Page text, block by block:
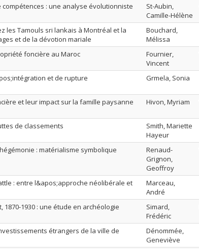
: une analyse évolutionniste
St-Aubin,
Camille-Hélène
les Tamouls sri lankais à Montréal et la
et de la dévotion mariale
Bouchard,
Mélissa
foncière au Maroc
Fournier,
Vincent
et de rupture Grmela, Sonia
et leur impact sur la famille paysanne
Hivon, Myriam
de classements
Smith, Mariette
Hayeur
: matérialisme symbolique
Renaud-
Grignon,
Geoffroy
: entre l&apos;approche néolibérale et
Marceau,
André
1930 : une étude en archéologie
Simard,
Frédéric
étrangers de la ville de
Dénommée,
Geneviève